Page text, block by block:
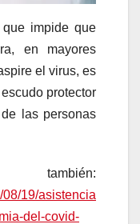
impide que
en mayores
el virus, es
protector
las personas
19/asistencia
del-covid-